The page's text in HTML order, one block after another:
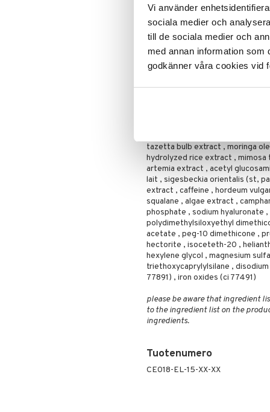
Vi använder
sociala medier och
till de sociala medier och
med annan information som
godkänner våra cookies vid
Käyttö
DAGLIGEN: Levitä puhtaalle
SILMÄNAAMIO: Levitä kerran
minuuttia. Pyyhi ylimääräinen
crosspolymer , caprylic/capric/
dimethicone , butylene glycol ,
tazetta bulb extract , moringa
hydrolyzed rice extract ,
artemia extract , acetyl
lait , sigesbeckia orientalis (st,
extract , caffeine , hordeum
squalane , algae extract ,
phosphate , sodium hyaluronate
polydimethylsiloxyethyl
acetate , peg-10 dimethicone ,
hectorite , isoceteth-20 ,
hexylene glycol , magnesium
triethoxycaprylylsilane ,
77891) , iron oxides (ci 77491)
please be aware that ingredient
to the ingredient list on the
ingredients.
Tuotenumero
CE018-EL-15-XX-XX